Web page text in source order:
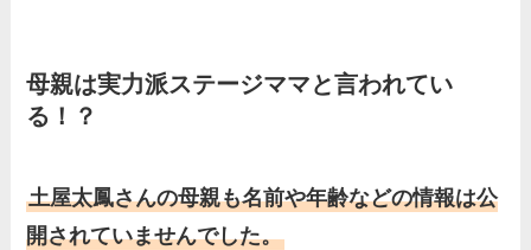
母親は実力派ステージママと言われてい
る！？
土屋太鳳さんの母親も名前や年齢などの情報は公
開されていませんでした。